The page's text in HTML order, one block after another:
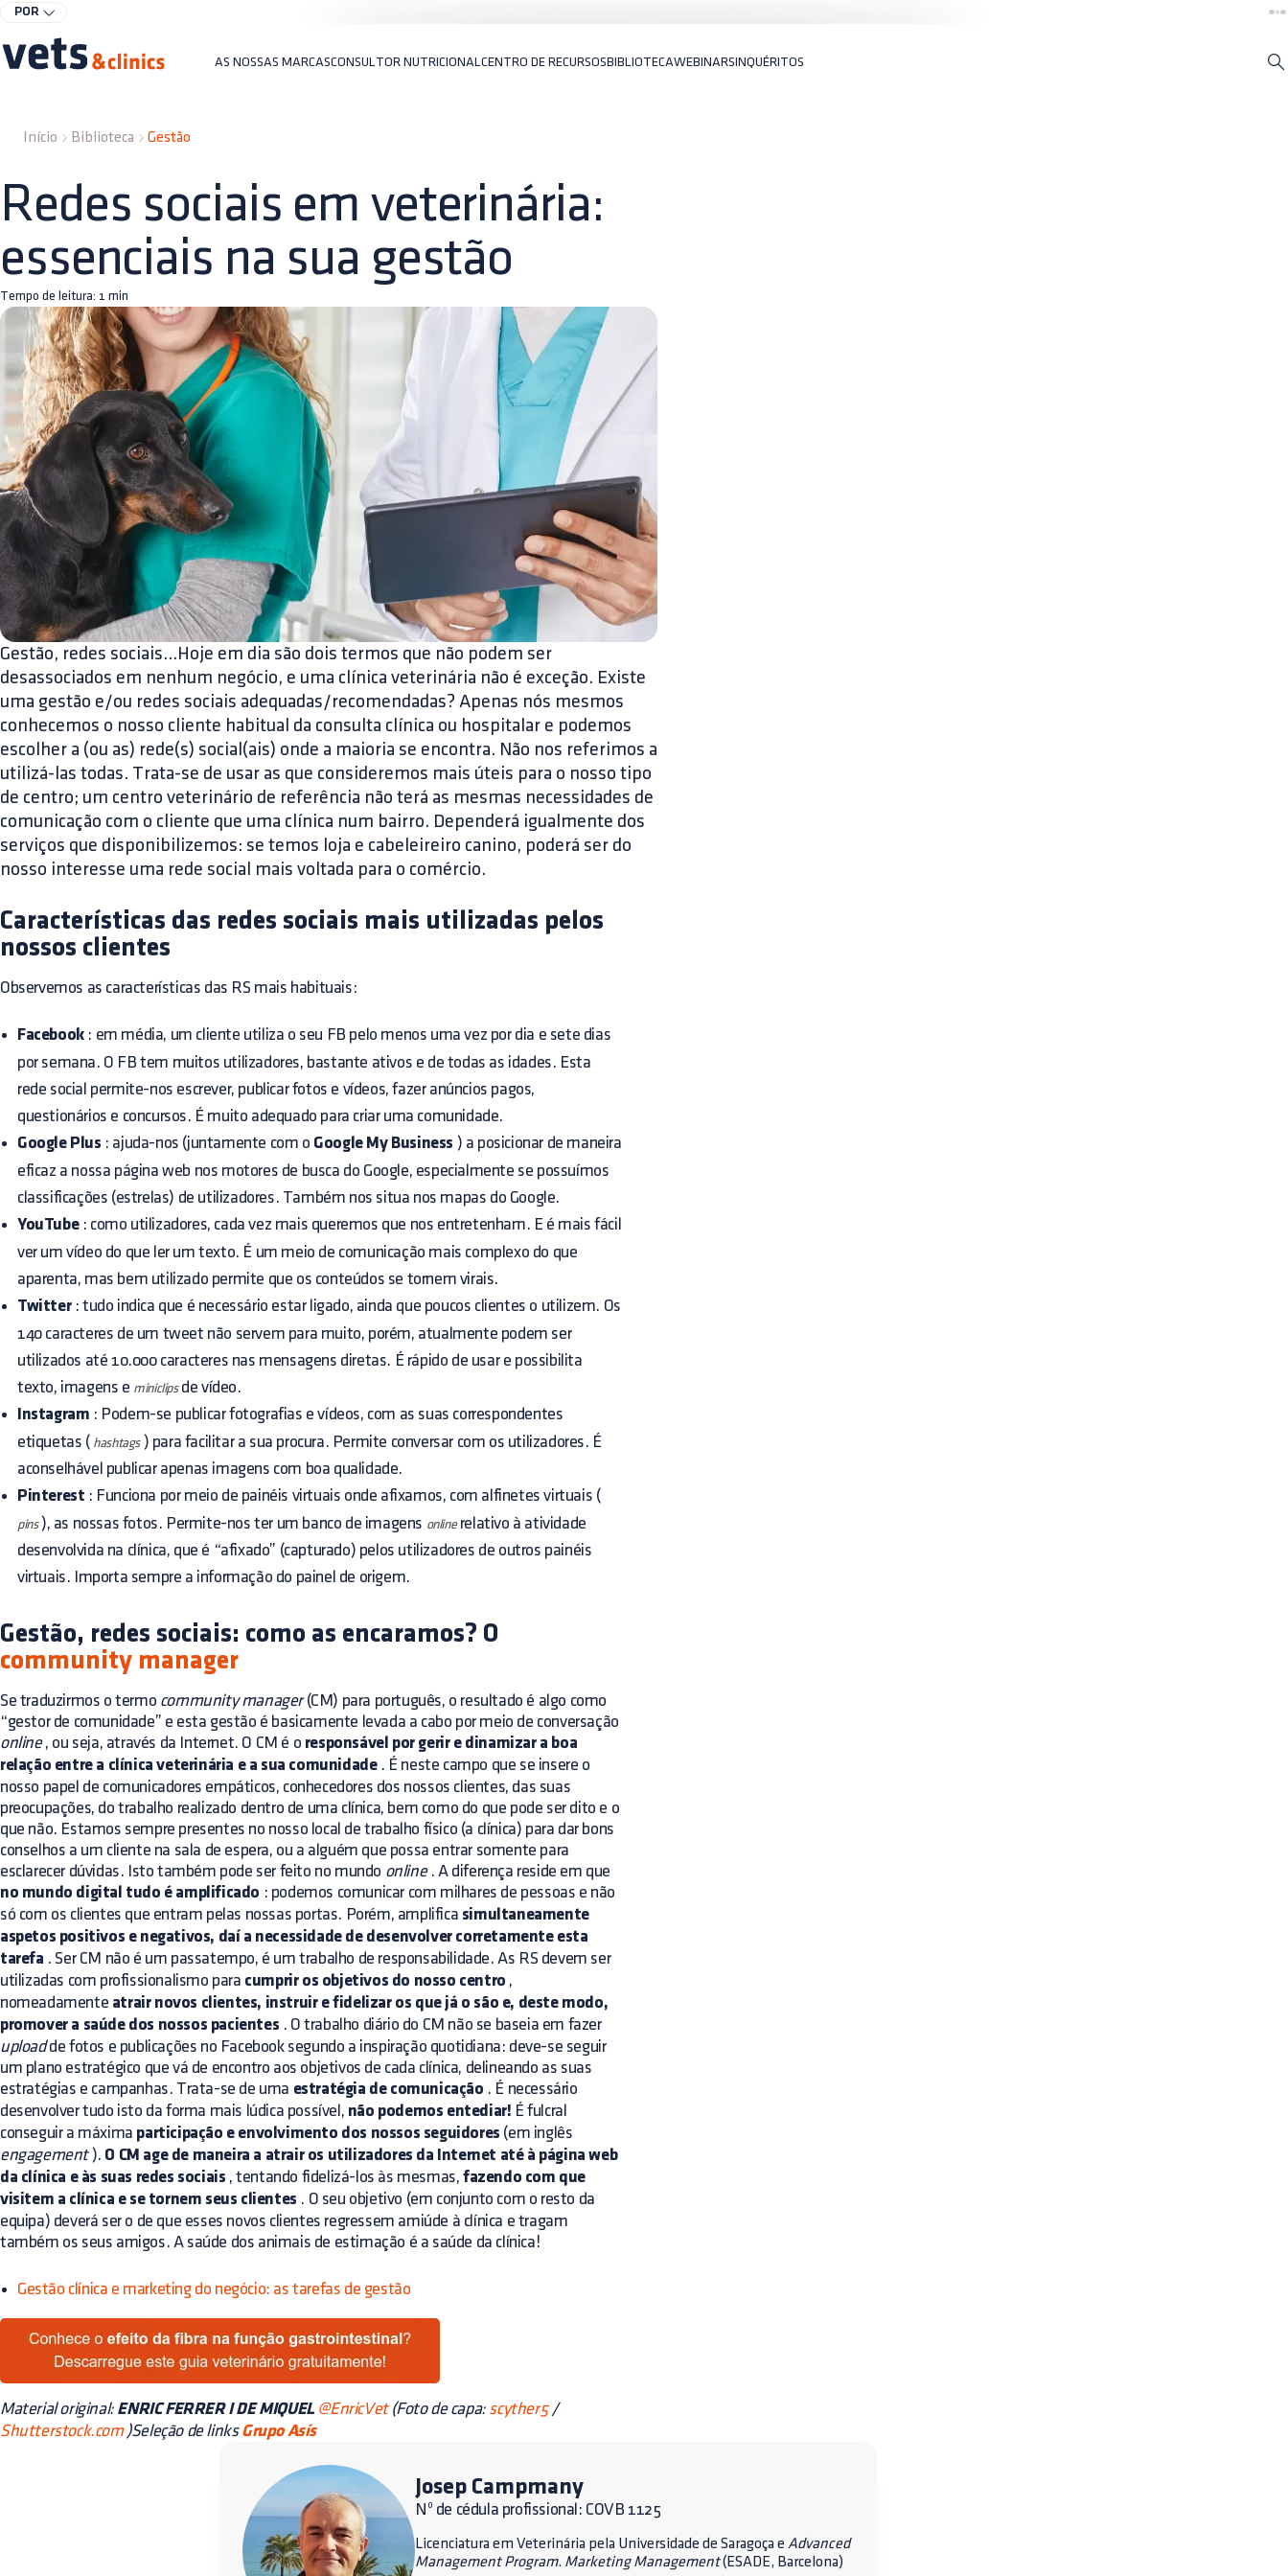
POR
AS NOSSAS MARCASCONSULTOR NUTRICIONAL CENTRO DE RECURSOSBIBLIOTECAWEBINARSINQUÉRITOS
Início Biblioteca Gestão
Redes sociais em veterinária:
essenciais na sua gestão
Tempo de leitura: 1 min
Gestão, redes sociais...Hoje em dia são dois termos que não podem ser
desassociados em nenhum negócio, e uma clínica veterinária não é exceção. Existe
uma gestão e/ou redes sociais adequadas/recomendadas? Apenas nós mesmos
conhecemos o nosso cliente habitual da consulta clínica ou hospitalar e podemos
escolher a (ou as) rede(s) social(ais) onde a maioria se encontra. Não nos referimos a
utilizá-las todas. Trata-se de usar as que consideremos mais úteis para o nosso tipo
de centro; um centro veterinário de referência não terá as mesmas necessidades de
comunicação com o cliente que uma clínica num bairro. Dependerá igualmente dos
serviços que disponibilizemos: se temos loja e cabeleireiro canino, poderá ser do
nosso interesse uma rede social mais voltada para o comércio.
Características das redes sociais mais utilizadas pelos
nossos clientes
Observemos as características das RS mais habituais:
Facebook: em média, um cliente utiliza o seu FB pelo menos uma vez por dia e sete dias
por semana. O FB tem muitos utilizadores, bastante ativos e de todas as idades. Esta
rede social permite-nos escrever, publicar fotos e vídeos, fazer anúncios pagos,
questionários e concursos. É muito adequado para criar uma comunidade.
Google Plus : ajuda-nos (juntamente com o Google My Business ) a posicionar de maneira
eficaz a nossa página web nos motores de busca do Google, especialmente se possuímos
classificações (estrelas) de utilizadores. Também nos situa nos mapas do Google.
YouTube: como utilizadores, cada vez mais queremos que nos entretenham. E é mais fácil
ver um vídeo do que ler um texto. É um meio de comunicação mais complexo do que
aparenta, mas bem utilizado permite que os conteúdos se tornem virais.
Twitter: tudo indica que é necessário estar ligado, ainda que poucos clientes o utilizem. Os
140 caracteres de um tweet não servem para muito, porém, atualmente podem ser
utilizados até 10.000 caracteres nas mensagens diretas. É rápido de usar e possibilita
texto, imagens e miniclipsde vídeo.
Instagram : Podem-se publicar fotografias e vídeos, com as suas correspondentes
etiquetas ( hashtags) para facilitar a sua procura. Permite conversar com os utilizadores. É
aconselhável publicar apenas imagens com boa qualidade.
Pinterest : Funciona por meio de painéis virtuais onde afixamos, com alfinetes virtuais (
pins), as nossas fotos. Permite-nos ter um banco de imagens onlinerelativo à atividade
desenvolvida na clínica, que é “afixado” (capturado) pelos utilizadores de outros painéis
virtuais. Importa sempre a informação do painel de origem.
Gestão, redes sociais: como as encaramos? O
community manager
Se traduzirmos o termo community manager(CM) para português, o resultado é algo como
“gestor de comunidade” e esta gestão é basicamente levada a cabo por meio de conversação
online, ou seja, através da Internet. O CM é o responsável por gerir e dinamizar a boa
relação entre a clínica veterinária e a sua comunidade. É neste campo que se insere o
nosso papel de comunicadores empáticos, conhecedores dos nossos clientes, das suas
preocupações, do trabalho realizado dentro de uma clínica, bem como do que pode ser dito e o
que não. Estamos sempre presentes no nosso local de trabalho físico (a clínica) para dar bons
conselhos a um cliente na sala de espera, ou a alguém que possa entrar somente para
esclarecer dúvidas. Isto também pode ser feito no mundo online. A diferença reside em que
no mundo digital tudo é amplificado : podemos comunicar com milhares de pessoas e não
só com os clientes que entram pelas nossas portas. Porém, amplifica simultaneamente
aspetos positivos e negativos, daí a necessidade de desenvolver corretamente esta
tarefa . Ser CM não é um passatempo, é um trabalho de responsabilidade. As RS devem ser
utilizadas com profissionalismo para cumprir os objetivos do nosso centro ,
nomeadamente atrair novos clientes, instruir e fidelizar os que já o são e, deste modo,
promover a saúde dos nossos pacientes . O trabalho diário do CM não se baseia em fazer
uploadde fotos e publicações no Facebook segundo a inspiração quotidiana: deve-se seguir
um plano estratégico que vá de encontro aos objetivos de cada clínica, delineando as suas
estratégias e campanhas. Trata-se de uma estratégia de comunicação . É necessário
desenvolver tudo isto da forma mais lúdica possível, não podemos entediar! É fulcral
conseguir a máxima participação e envolvimento dos nossos seguidores (em inglês
engagement). O CM age de maneira a atrair os utilizadores da Internet até à página web
da clínica e às suas redes sociais , tentando fidelizá-los às mesmas,fazendo com que
visitem a clínica e se tornem seus clientes . O seu objetivo (em conjunto com o resto da
equipa) deverá ser o de que esses novos clientes regressem amiúde à clínica e tragam
também os seus amigos. A saúde dos animais de estimação é a saúde da clínica!
Gestão clínica e marketing do negócio: as tarefas de gestão
Material original:ENRIC FERRER I DE MIQUEL@EnricVet(Foto de capa:scyther5/
Shutterstock.com)Seleção de linksGrupo Asís
Josep Campmany
Nº de cédula profissional: COVB 1125
Licenciatura em Veterinária pela Universidade de Saragoça e Advanced
Management Program. Marketing Management(ESADE, Barcelona)